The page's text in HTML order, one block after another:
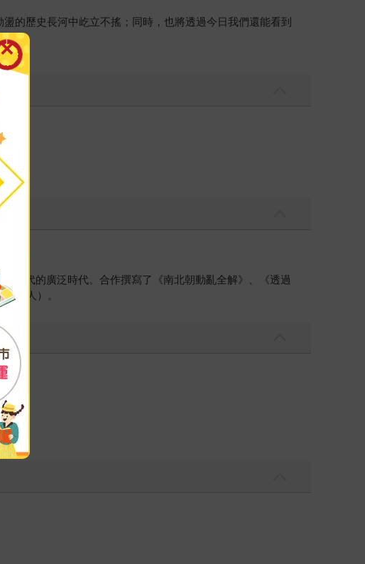
的歷史長河中屹立不搖；同時，也將透過今日我們還能看到
現代的廣泛時代。合作撰寫了《南北朝動亂全解》、《透過
夢人）。